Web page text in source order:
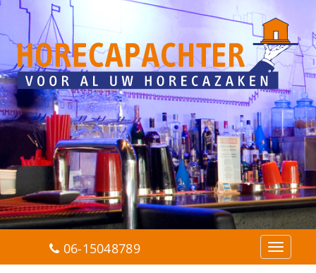
T
o
06-15048789